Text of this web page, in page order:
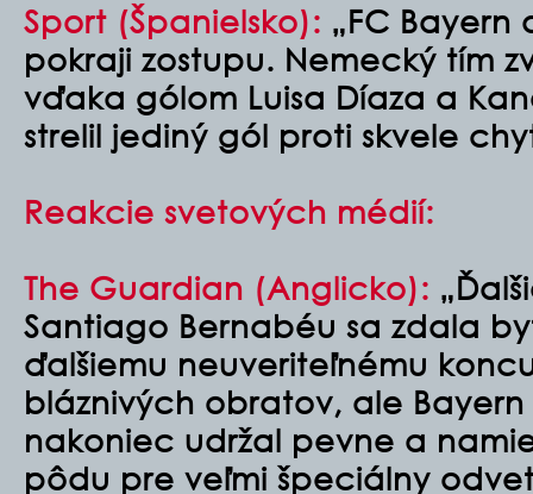
Sport (Španielsko): „FC Bayern
pokraji zostupu. Nemecký tím
vďaka gólom Luisa Díaza a
strelil jediný gól proti skvele
Reakcie svetových médií:
The Guardian (Anglicko):
Santiago Bernabéu sa zdala
ďalšiemu neuveriteľnému
bláznivých obratov, ale
nakoniec udržal pevne a
pôdu pre veľmi špeciálny